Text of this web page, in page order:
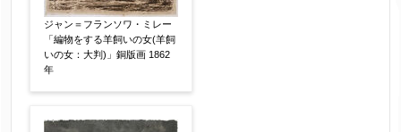
ジャン＝フランソワ・ミレー
「編物をする羊飼いの女(羊飼
いの女：大判)」銅版画 1862
年